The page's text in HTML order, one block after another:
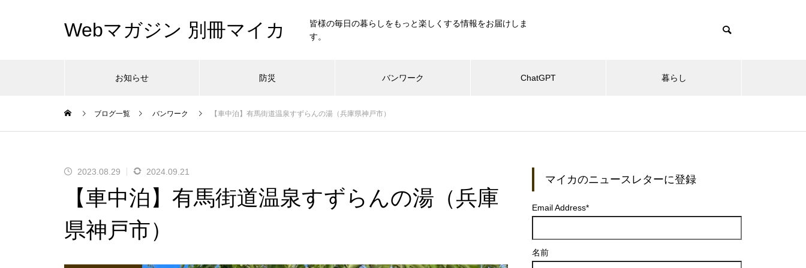
Webマガジン 別冊マイカ
皆様の毎日の暮らしをもっと楽しくする情報をお届けしま
す。
お知らせ 防災 バンワーク ChatGPT 暮らし
ブログ一覧 バンワーク 【車中泊】有馬街道温泉すずらんの湯（兵庫県神戸市）
2023.08.29 2024.09.21
【車中泊】有馬街道温泉すずらんの湯（兵庫
県神戸市）
マイカのニュースレターに登録
Email Address*
名前